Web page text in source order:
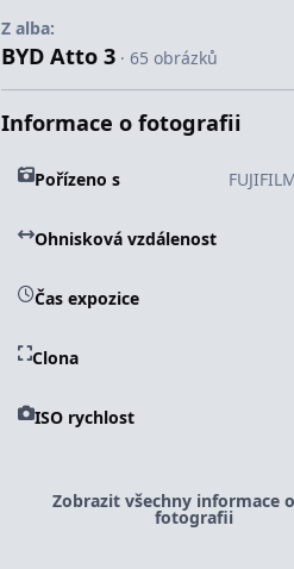
Z alba:
BYD Atto 3 · 65 obrázků
Informace o fotografii
Pořízeno s
Ohnisková vzdálenost
Čas expozice
Clona
ISO rychlost
Zobrazit všechny informace o
fotografii